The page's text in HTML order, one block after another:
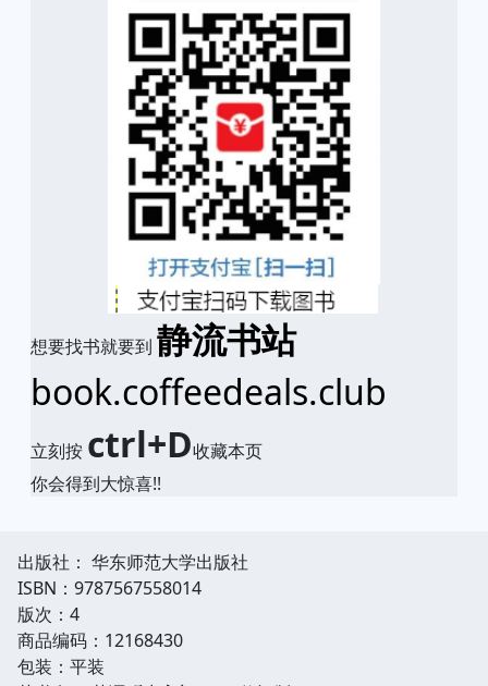
想要找书就要到 静流书站
book.coffeedeals.club
立刻按 ctrl+D收藏本页
你会得到大惊喜!!
出版社： 华东师范大学出版社
ISBN：9787567558014
版次：4
商品编码：12168430
包装：平装